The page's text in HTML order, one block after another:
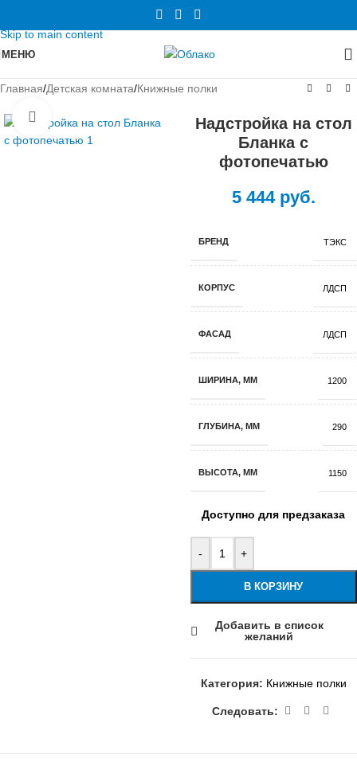
Skip to main content
МЕНЮ
Главная/Детская комната/Книжные полки
Нажмите, чтобы увеличить
Надстройка на стол
Бланка с
фотопечатью
5 444руб.
БРЕНД ТЭКС
КОРПУС ЛДСП
ФАСАД ЛДСП
ШИРИНА, ММ 1200
ГЛУБИНА, ММ 290
ВЫСОТА, ММ 1150
Доступно для предзаказа
- +
В КОРЗИНУ
Добавить в список
желаний
Категория: Книжные полки
Следовать: